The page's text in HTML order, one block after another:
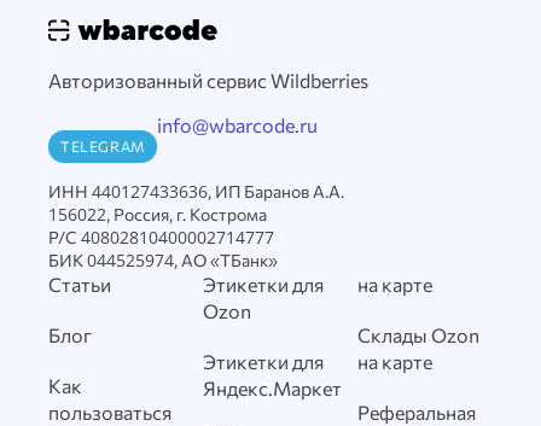
Авторизованный сервис Wildberries
TELEGRAM
info@wbarcode.ru
ИНН 440127433636, ИП Баранов А.А.
156022, Россия, г. Кострома
Р/С 40802810400002714777
БИК 044525974, АО «ТБанк»
Статьи
Блог
Как
пользоваться
Этикетки для
Ozon
Этикетки для
Яндекс.Маркет
на карте
Склады Ozon
на карте
Реферальная